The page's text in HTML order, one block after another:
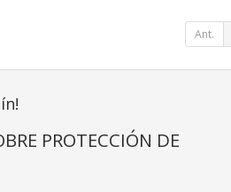
Ant.
PROTECCIÓN DE